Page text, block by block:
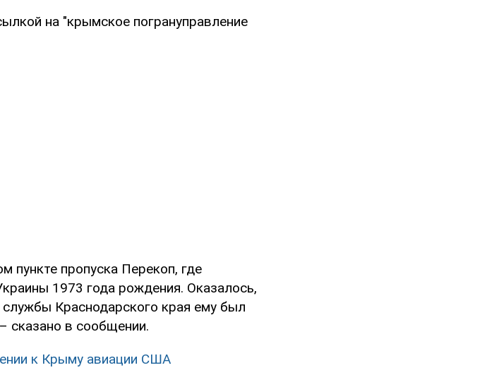
на "крымское погрануправление
пункте пропуска Перекоп, где
1973 года рождения. Оказалось,
Краснодарского края ему был
сказано в сообщении.
к Крыму авиации США